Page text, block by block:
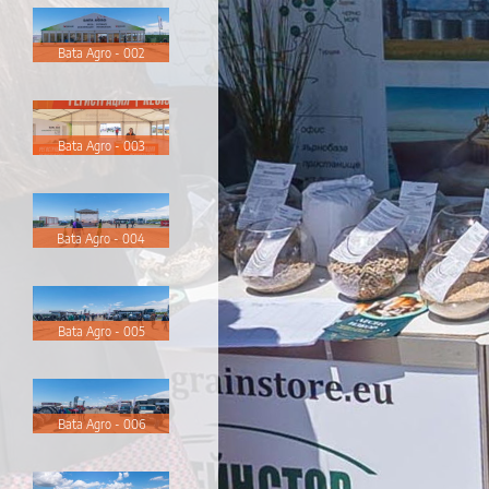
Bata Agro - 002
Bata Agro - 003
Bata Agro - 004
Bata Agro - 005
Bata Agro - 006